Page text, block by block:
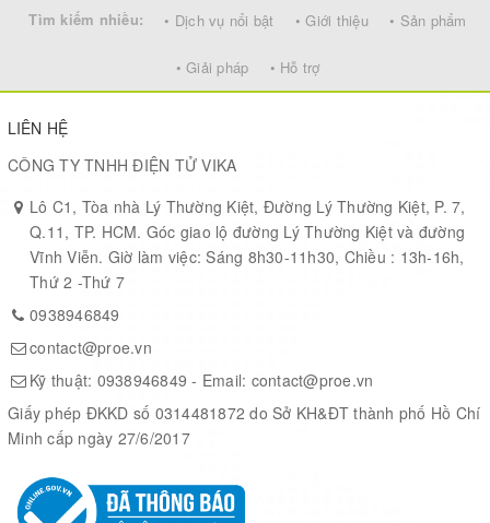
Package include: a Basic Nextion 2.8'' display, a wire, a power
supply test board
Note:there's a small power supply test board and a wire for you
to test if the electricity supply is enough or not. Please see below
image how to use it.
Tìm kiếm nhiều: • Dịch vụ nổi bật • Giới thiệu • Sản phẩm
• Giải pháp • Hỗ trợ
LIÊN HỆ
CÔNG TY TNHH ĐIỆN TỬ VIKA
Lô C1, Tòa nhà Lý Thường Kiệt, Đường Lý Thường Kiệt, P. 7,
Q.11, TP. HCM. Góc giao lộ đường Lý Thường Kiệt và đường
Vĩnh Viễn. Giờ làm việc: Sáng 8h30-11h30, Chiều : 13h-16h,
Thứ 2 -Thứ 7
0938946849
contact@proe.vn
Kỹ thuật: 0938946849 - Email: contact@proe.vn
Giấy phép ĐKKD số 0314481872 do Sở KH&ĐT thành phố Hồ Chí
Minh cấp ngày 27/6/2017